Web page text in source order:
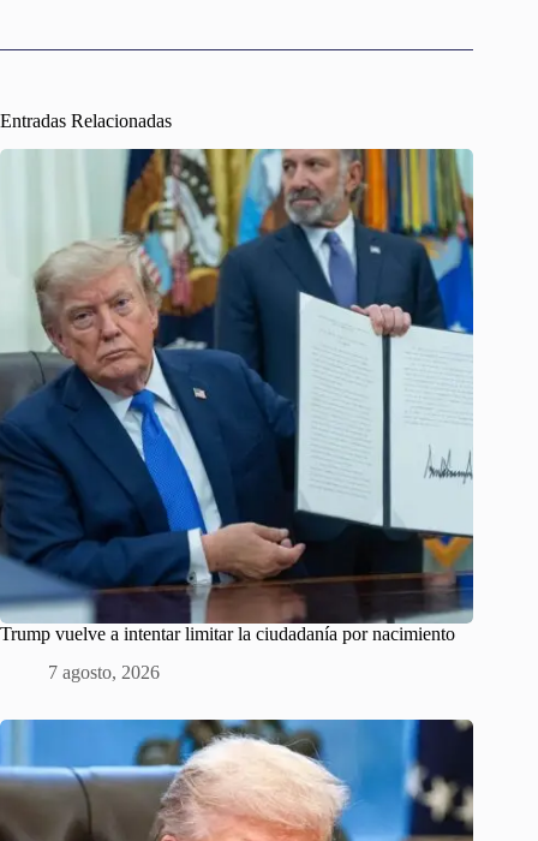
Entradas Relacionadas
Trump vuelve a intentar limitar la ciudadanía por nacimiento
7 agosto, 2026